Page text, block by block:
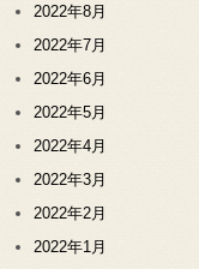
2022年8月
2022年7月
2022年6月
2022年5月
2022年4月
2022年3月
2022年2月
2022年1月